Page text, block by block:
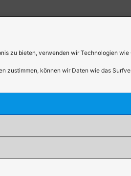
zu bieten, verwenden wir Technologien
zustimmen, können wir Daten wie das